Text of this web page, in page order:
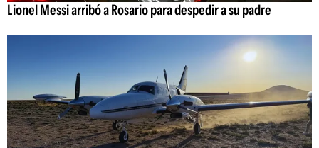
Lionel Messi arribó a Rosario para despedir a su padre